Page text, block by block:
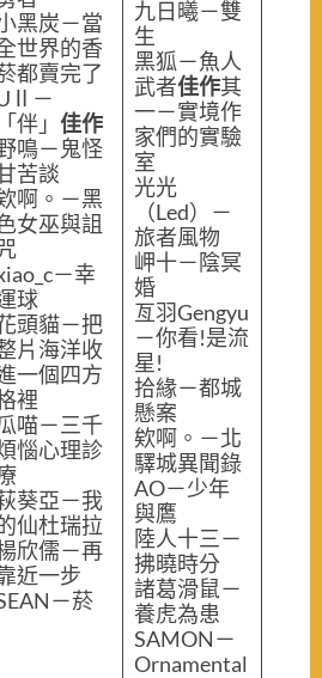
黑炭－當
世界的香
都賣完了
－
「伴」 佳作
鳴－鬼怪
苦談
啊。－黑
女巫與詛
－幸
球
頭貓－把
片海洋收
一個四方
裡
喵－三千
惱心理診
葵亞－我
仙杜瑞拉
欣儒－再
近一步
－菸
九日曦－雙
生
黑狐－魚人
武者佳作其
一－實境作
家們的實驗
室
光光
（Led）－
旅者風物
岬十－陰冥
婚
亙羽Gengyu
－你看!是流
星!
拾緣－都城
懸案
欸啊。－北
驛城異聞錄
AO－少年
與鷹
陸人十三－
拂曉時分
諸葛滑鼠－
養虎為患
SAMON－
Ornamental